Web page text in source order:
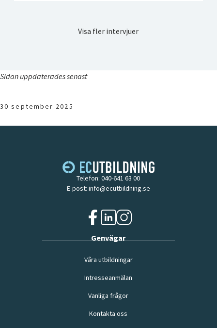
Visa fler intervjuer
Sidan uppdaterades senast
30 september 2025
Telefon:040-641 63 00
E-post: info@ecutbildning.se
a
e
o
k
(
i
k
d
n
(
n
t
g
a
m
Genvägar
Våra utbildningar
Intresseanmälan
Vanliga frågor
Kontakta oss